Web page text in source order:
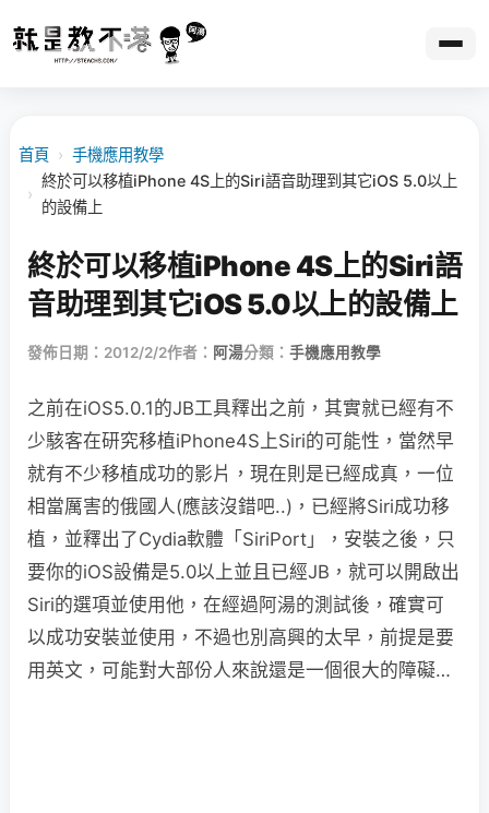
首頁 › 手機應用教學
›
終於可以移植iPhone 4S上的Siri語音助理到其它iOS 5.0以上
的設備上
終於可以移植iPhone 4S上的Siri語
音助理到其它iOS 5.0以上的設備上
發佈日期：2012/2/2作者： 阿湯分類： 手機應用教學
之前在iOS5.0.1的JB工具釋出之前，其實就已經有不
少駭客在研究移植iPhone4S上Siri的可能性，當然早
就有不少移植成功的影片，現在則是已經成真，一位
相當厲害的俄國人(應該沒錯吧..)，已經將Siri成功移
植，並釋出了Cydia軟體「SiriPort」，安裝之後，只
要你的iOS設備是5.0以上並且已經JB，就可以開啟出
Siri的選項並使用他，在經過阿湯的測試後，確實可
以成功安裝並使用，不過也別高興的太早，前提是要
用英文，可能對大部份人來說還是一個很大的障礙…